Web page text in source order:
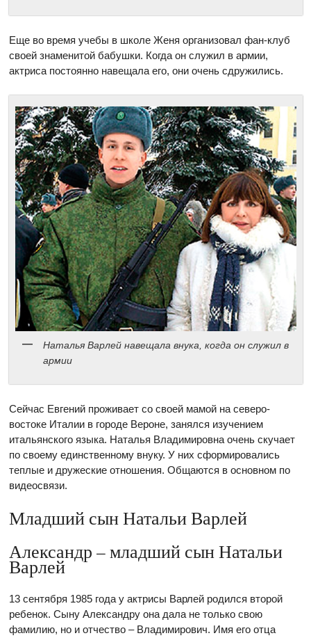
Еще во время учебы в школе Женя организовал фан-клуб
своей знаменитой бабушки. Когда он служил в армии,
актриса постоянно навещала его, они очень сдружились.
Наталья Варлей навещала внука, когда он служил в
армии
Сейчас Евгений проживает со своей мамой на северо-
востоке Италии в городе Вероне, занялся изучением
итальянского языка. Наталья Владимировна очень скучает
по своему единственному внуку. У них сформировались
теплые и дружеские отношения. Общаются в основном по
видеосвязи.
Младший сын Натальи Варлей
Александр – младший сын Натальи
Варлей
13 сентября 1985 года у актрисы Варлей родился второй
ребенок. Сыну Александру она дала не только свою
фамилию, но и отчество – Владимирович. Имя его отца